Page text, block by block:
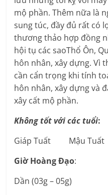
mộ phần. Thêm nữa là
sung túc, đầy đủ rất có
thương thảo hợp đồng
hội tụ các saoThổ Ôn,
hôn nhân, xây dựng. Vì
cần cẩn trọng khi tính
hôn nhân, xây dựng và
xây cất mộ phần.
Không tốt với các tuổi:
Giáp Tuất Mậu
Giờ Hoàng Đạo:
Dần (03g – 05g)